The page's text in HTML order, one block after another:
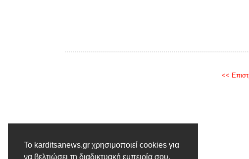
Το karditsanews.gr χρησιμοποιεί cookies για
να βελτιώσει τη διαδικτυακή εμπειρία σου.
<<
Προηγούμενο άρθρο